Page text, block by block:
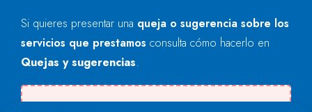
Si quieres presentar una queja o sugerencia sobre los
servicios que prestamos consulta cómo hacerlo en
Quejas y sugerencias.